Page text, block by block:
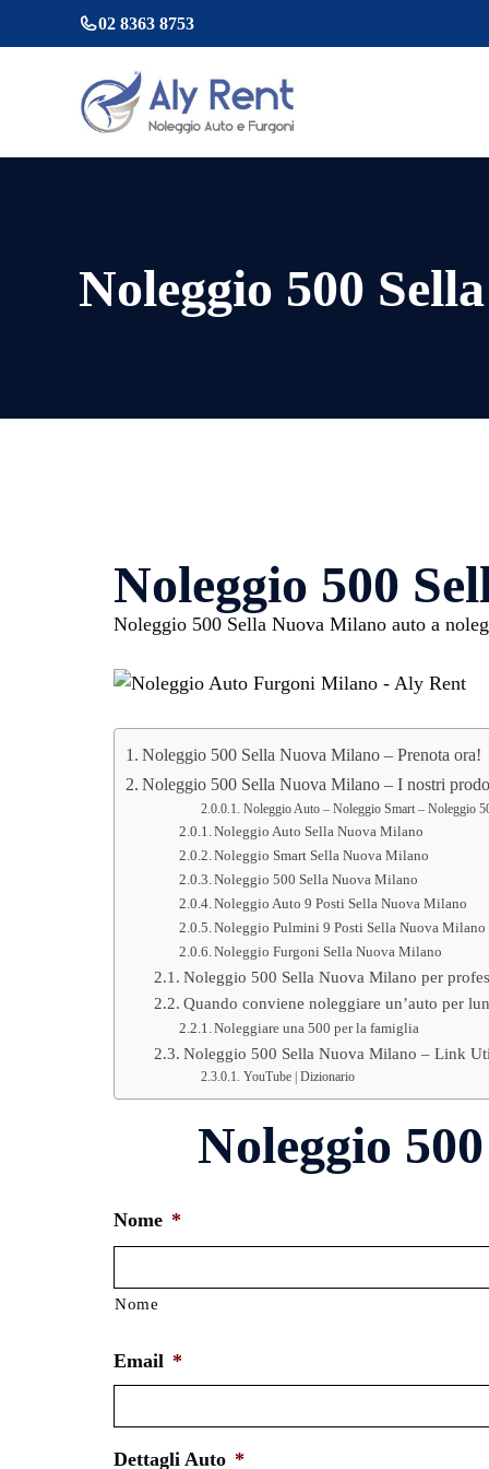
al
02 8363 8753
Noleggio 500
Noleggio 500
Noleggio 500 Sella Nuova Milano auto a
Noleggio 500 Sella Nuova Milano – Prenota ora!
Noleggio 500 Sella Nuova Milano – I nostri
Noleggio Auto – Noleggio Smart – Noleggio
Noleggio Auto Sella Nuova Milano
Noleggio Smart Sella Nuova Milano
Noleggio 500 Sella Nuova Milano
Noleggio Auto 9 Posti Sella Nuova Milano
Noleggio Pulmini 9 Posti Sella Nuova Milano
Noleggio Furgoni Sella Nuova Milano
Noleggio 500 Sella Nuova Milano per
Quando conviene noleggiare un’auto per
Noleggiare una 500 per la famiglia
Noleggio 500 Sella Nuova Milano – Link
YouTube | Dizionario
Noleggio
Nome *
Nome
Email *
Dettagli Auto *